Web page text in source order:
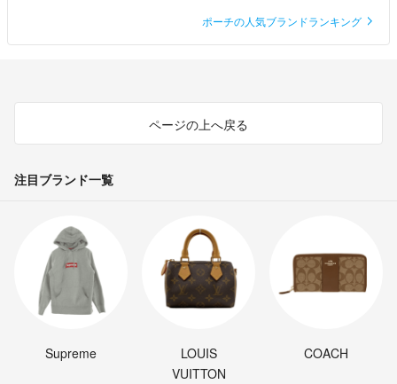
ポーチの人気ブランドランキング
ページの上へ戻る
注目ブランド一覧
Supreme
LOUIS
VUITTON
COACH